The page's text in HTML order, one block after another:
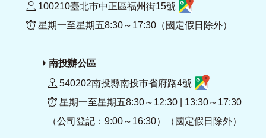
100210臺北市中正區福州街15號
星期一至星期五8:30～17:30（國定假日除外）
南投辦公區
540202南投縣南投市省府路4號
星期一至星期五8:30～12:30 | 13:30～17:30
（公司登記：9:00～16:30）（國定假日除外）